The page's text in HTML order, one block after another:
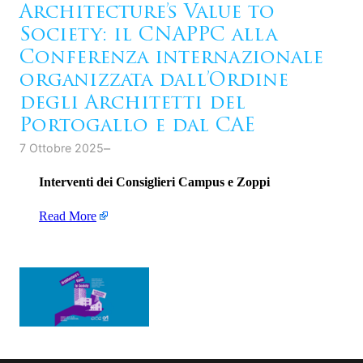
Architecture’s Value to
Society: il CNAPPC alla
Conferenza internazionale
organizzata dall’Ordine
degli Architetti del
Portogallo e dal CAE
7 Ottobre 2025–
Interventi dei Consiglieri Campus e Zoppi
Read More